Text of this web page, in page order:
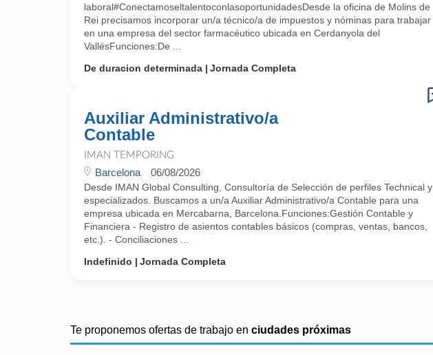
laboral#ConectamoseltalentoconlasoportunidadesDesde la oficina de Molins de
Rei precisamos incorporar un/a técnico/a de impuestos y nóminas para trabajar
en una empresa del sector farmacéutico ubicada en Cerdanyola del
VallésFunciones:De ...
De duracion determinada
Jornada Completa
Auxiliar Administrativo/a
Contable
IMAN TEMPORING
Barcelona 06/08/2026
Desde IMAN Global Consulting, Consultoría de Selección de perfiles Technical y
especializados. Buscamos a un/a Auxiliar Administrativo/a Contable para una
empresa ubicada en Mercabarna, Barcelona.Funciones:Gestión Contable y
Financiera - Registro de asientos contables básicos (compras, ventas, bancos,
etc.). - Conciliaciones ...
Indefinido
Jornada Completa
Te proponemos ofertas de trabajo en ciudades próximas